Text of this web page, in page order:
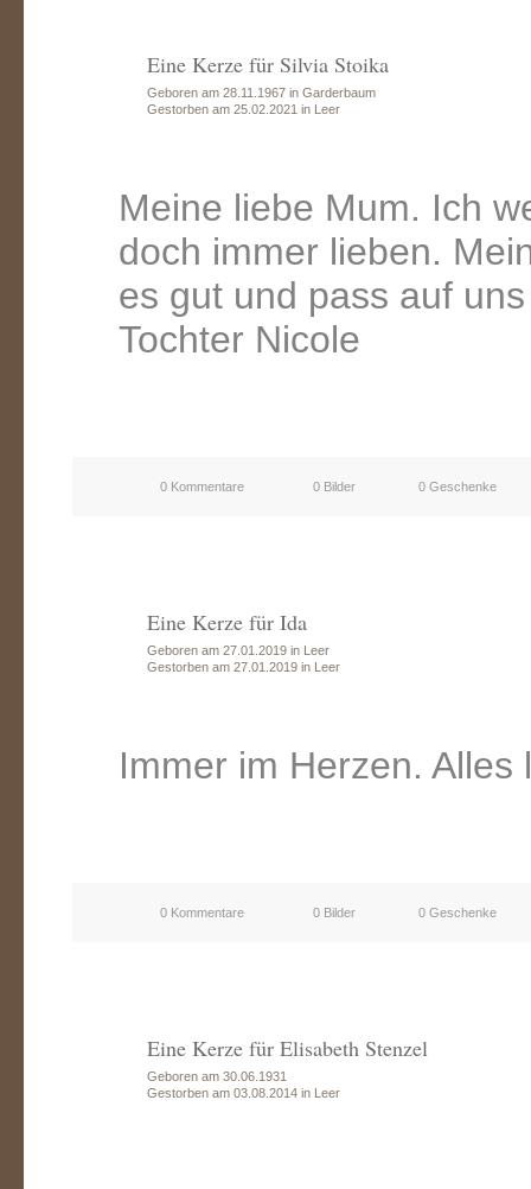
Eine Kerze für Silvia Stoika
Geboren am 28.11.1967 in Garderbaum
Gestorben am 25.02.2021 in Leer
Meine liebe Mum. Ich
doch immer lieben.
es gut und pass auf
Tochter Nicole
0 Kommentare 0 Bilder 0 Geschenke
Eine Kerze für Ida
Geboren am 27.01.2019 in Leer
Gestorben am 27.01.2019 in Leer
Immer im Herzen.
0 Kommentare 0 Bilder 0 Geschenke
Eine Kerze für Elisabeth Stenzel
Geboren am 30.06.1931
Gestorben am 03.08.2014 in Leer